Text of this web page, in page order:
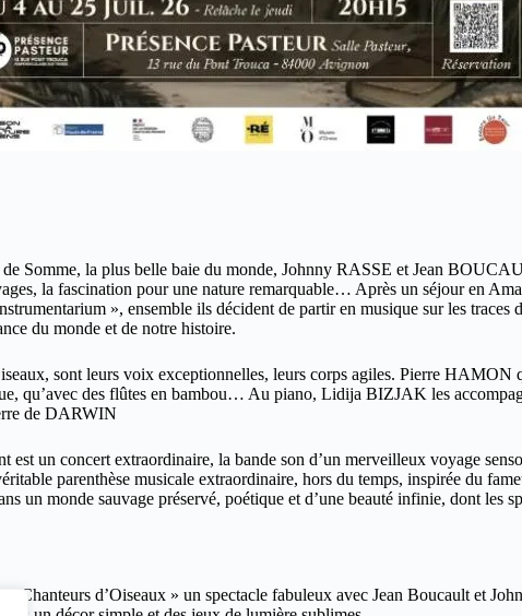
Somme, la plus belle baie du monde, Johnny RASSE et Jean
la fascination pour une nature remarquable… Après un séjour en
», ensemble ils décident de partir en musique sur les
du monde et de notre histoire.
sont leurs voix exceptionnelles, leurs corps agiles. Pierre HAMON
qu’avec des flûtes en bambou… Au piano, Lidija BIZJAK les
de DARWIN
est un concert extraordinaire, la bande son d’un merveilleux voyage
parenthèse musicale extraordinaire, hors du temps, inspirée du
monde sauvage préservé, poétique et d’une beauté infinie, dont les
Chanteurs d’Oiseaux » un spectacle fabuleux avec Jean Boucault et